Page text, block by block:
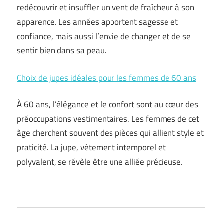
redécouvrir et insuffler un vent de fraîcheur à son
apparence. Les années apportent sagesse et
confiance, mais aussi l’envie de changer et de se
sentir bien dans sa peau.
Choix de jupes idéales pour les femmes de 60 ans
À 60 ans, l’élégance et le confort sont au cœur des
préoccupations vestimentaires. Les femmes de cet
âge cherchent souvent des pièces qui allient style et
praticité. La jupe, vêtement intemporel et
polyvalent, se révèle être une alliée précieuse.